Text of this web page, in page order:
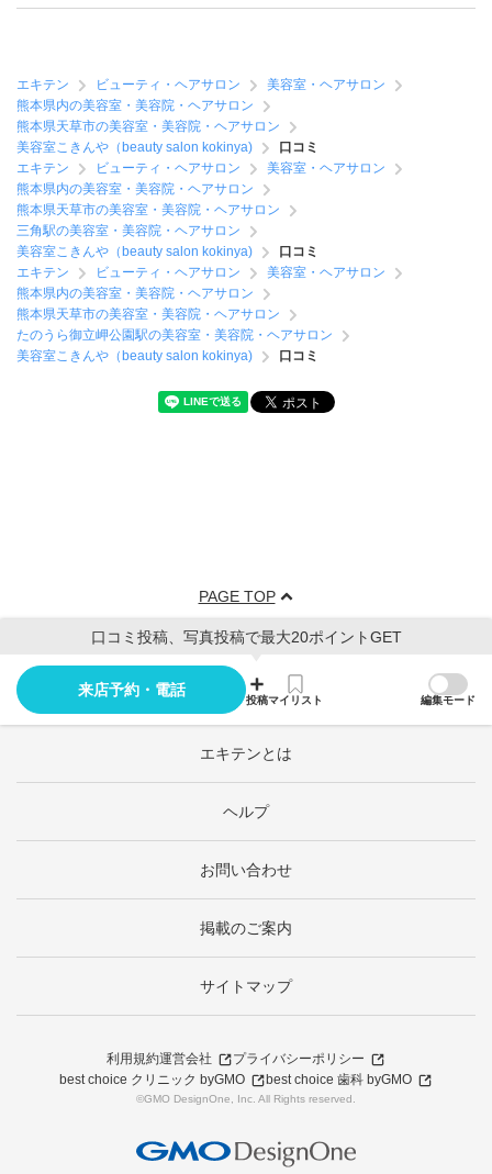
エキテン ビューティ・ヘアサロン
美容室・ヘアサロン
熊本県内の美容室・美容院・ヘアサロン
熊本県天草市の美容室・美容院・ヘアサロン
美容室こきんや（beauty salon kokinya)
口コミ
エキテン
ビューティ・ヘアサロン
美容室・ヘアサロン
熊本県内の美容室・美容院・ヘアサロン
熊本県天草市の美容室・美容院・ヘアサロン
三角駅の美容室・美容院・ヘアサロン
美容室こきんや（beauty salon kokinya)
口コミ
エキテン
ビューティ・ヘアサロン
美容室・ヘアサロン
熊本県内の美容室・美容院・ヘアサロン
熊本県天草市の美容室・美容院・ヘアサロン
たのうら御立岬公園駅の美容室・美容院・ヘアサロン
美容室こきんや（beauty salon kokinya)
口コミ
PAGE TOP
口コミ投稿、写真投稿で最大20ポイントGET
来店予約・電話
投稿マイリスト 編集モード
エキテンとは
ヘルプ
お問い合わせ
掲載のご案内
サイトマップ
利用規約運営会社
プライバシーポリシー
best choice クリニック byGMO
best choice 歯科 byGMO
©GMO DesignOne, Inc. All Rights reserved.